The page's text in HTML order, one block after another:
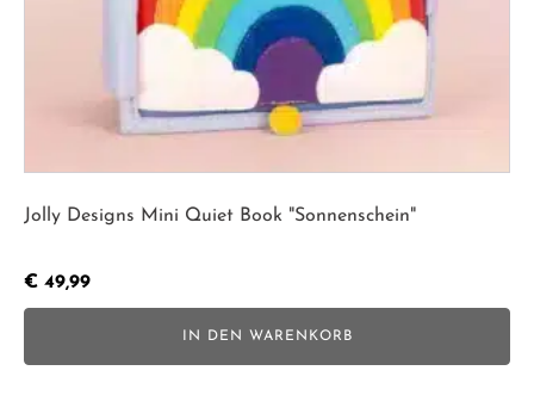
Jolly Designs Mini Quiet Book "Sonnenschein"
€ 49,99
IN DEN WARENKORB